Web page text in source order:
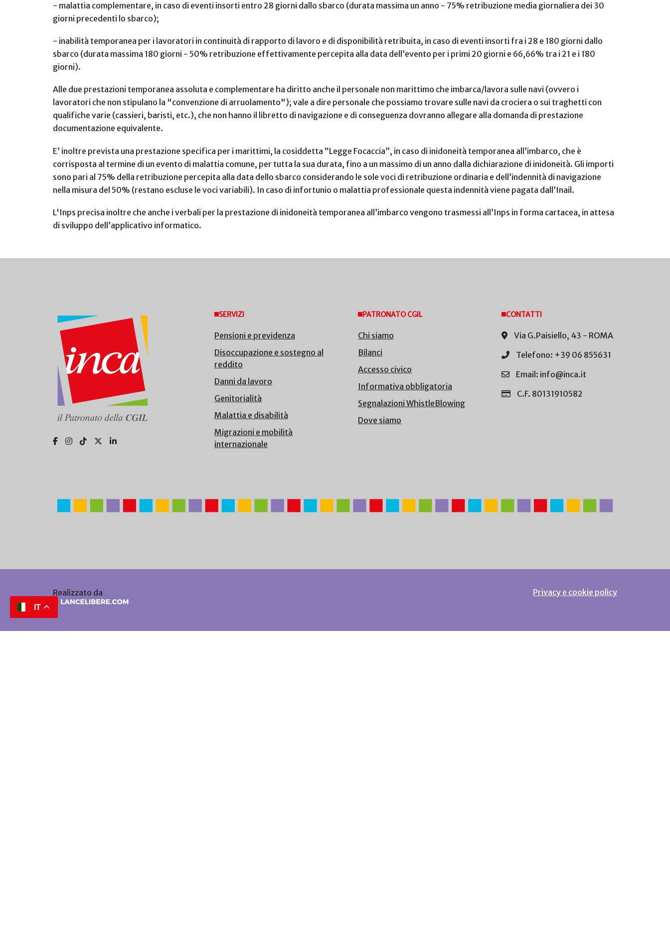
- malattia complementare, in caso di eventi insorti entro 28 giorni dallo sbarco (durata massima un anno - 75% retribuzione media giornaliera dei 30
giorni precedenti lo sbarco);
- inabilità temporanea per i lavoratori in continuità di rapporto di lavoro e di disponibilità retribuita, in caso di eventi insorti fra i 28 e 180 giorni dallo
sbarco (durata massima 180 giorni - 50% retribuzione effettivamente percepita alla data dell’evento per i primi 20 giorni e 66,66% tra i 21 e i 180
giorni).
Alle due prestazioni temporanea assoluta e complementare ha diritto anche il personale non marittimo che imbarca/lavora sulle navi (ovvero i
lavoratori che non stipulano la "convenzione di arruolamento"); vale a dire personale che possiamo trovare sulle navi da crociera o sui traghetti con
qualifiche varie (cassieri, baristi, etc.), che non hanno il libretto di navigazione e di conseguenza dovranno allegare alla domanda di prestazione
documentazione equivalente.
E’ inoltre prevista una prestazione specifica per i marittimi, la cosiddetta “Legge Focaccia”, in caso di inidoneità temporanea all’imbarco, che è
corrisposta al termine di un evento di malattia comune, per tutta la sua durata, fino a un massimo di un anno dalla dichiarazione di inidoneità. Gli importi
sono pari al 75% della retribuzione percepita alla data dello sbarco considerando le sole voci di retribuzione ordinaria e dell’indennità di navigazione
nella misura del 50% (restano escluse le voci variabili). In caso di infortunio o malattia professionale questa indennità viene pagata dall’Inail.
L'Inps precisa inoltre che anche i verbali per la prestazione di inidoneità temporanea all’imbarco vengono trasmessi all’Inps in forma cartacea, in attesa
di sviluppo dell’applicativo informatico.
SERVIZI
Pensioni e previdenza
Disoccupazione e sostegno al
reddito
Danni da lavoro
Genitorialità
Malattia e disabilità
Migrazioni e mobilità
internazionale
PATRONATO CGIL
Chi siamo
Bilanci
Accesso civico
Informativa obbligatoria
Segnalazioni WhistleBlowing
Dove siamo
CONTATTI
Via G.Paisiello, 43 - ROMA
Telefono: +39 06 855631
Email: info@inca.it
C.F. 80131910582
Realizzato da Privacy e cookie policy
IT